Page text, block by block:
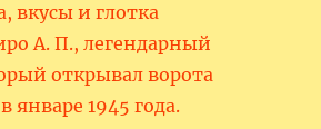
вкусы и глотка
А. П., легендарный
открывал ворота
январе 1945 года.